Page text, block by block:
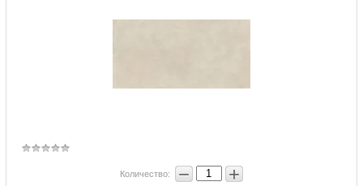
Количество: − +